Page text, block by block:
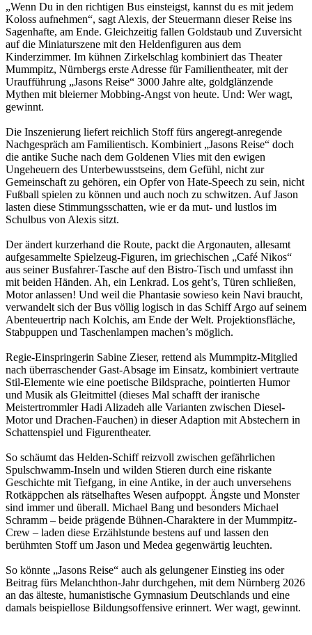
„Wenn Du in den richtigen Bus einsteigst, kannst du es mit jedem
Koloss aufnehmen“, sagt Alexis, der Steuermann dieser Reise ins
Sagenhafte, am Ende. Gleichzeitig fallen Goldstaub und Zuversicht
auf die Miniaturszene mit den Heldenfiguren aus dem
Kinderzimmer. Im kühnen Zirkelschlag kombiniert das Theater
Mummpitz, Nürnbergs erste Adresse für Familientheater, mit der
Uraufführung „Jasons Reise“ 3000 Jahre alte, goldglänzende
Mythen mit bleierner Mobbing-Angst von heute. Und: Wer wagt,
gewinnt.
Die Inszenierung liefert reichlich Stoff fürs angeregt-anregende
Nachgespräch am Familientisch. Kombiniert „Jasons Reise“ doch
die antike Suche nach dem Goldenen Vlies mit den ewigen
Ungeheuern des Unterbewusstseins, dem Gefühl, nicht zur
Gemeinschaft zu gehören, ein Opfer von Hate-Speech zu sein, nicht
Fußball spielen zu können und auch noch zu schwitzen. Auf Jason
lasten diese Stimmungsschatten, wie er da mut- und lustlos im
Schulbus von Alexis sitzt.
Der ändert kurzerhand die Route, packt die Argonauten, allesamt
aufgesammelte Spielzeug-Figuren, im griechischen „Café Nikos“
aus seiner Busfahrer-Tasche auf den Bistro-Tisch und umfasst ihn
mit beiden Händen. Ah, ein Lenkrad. Los geht’s, Türen schließen,
Motor anlassen! Und weil die Phantasie sowieso kein Navi braucht,
verwandelt sich der Bus völlig logisch in das Schiff Argo auf seinem
Abenteuertrip nach Kolchis, am Ende der Welt. Projektionsfläche,
Stabpuppen und Taschenlampen machen’s möglich.
Regie-Einspringerin Sabine Zieser, rettend als Mummpitz-Mitglied
nach überraschender Gast-Absage im Einsatz, kombiniert vertraute
Stil-Elemente wie eine poetische Bildsprache, pointierten Humor
und Musik als Gleitmittel (dieses Mal schafft der iranische
Meistertrommler Hadi Alizadeh alle Varianten zwischen Diesel-
Motor und Drachen-Fauchen) in dieser Adaption mit Abstechern in
Schattenspiel und Figurentheater.
So schäumt das Helden-Schiff reizvoll zwischen gefährlichen
Spulschwamm-Inseln und wilden Stieren durch eine riskante
Geschichte mit Tiefgang, in eine Antike, in der auch unversehens
Rotkäppchen als rätselhaftes Wesen aufpoppt. Ängste und Monster
sind immer und überall. Michael Bang und besonders Michael
Schramm – beide prägende Bühnen-Charaktere in der Mummpitz-
Crew – laden diese Erzählstunde bestens auf und lassen den
berühmten Stoff um Jason und Medea gegenwärtig leuchten.
So könnte „Jasons Reise“ auch als gelungener Einstieg ins oder
Beitrag fürs Melanchthon-Jahr durchgehen, mit dem Nürnberg 2026
an das älteste, humanistische Gymnasium Deutschlands und eine
damals beispiellose Bildungsoffensive erinnert. Wer wagt, gewinnt.